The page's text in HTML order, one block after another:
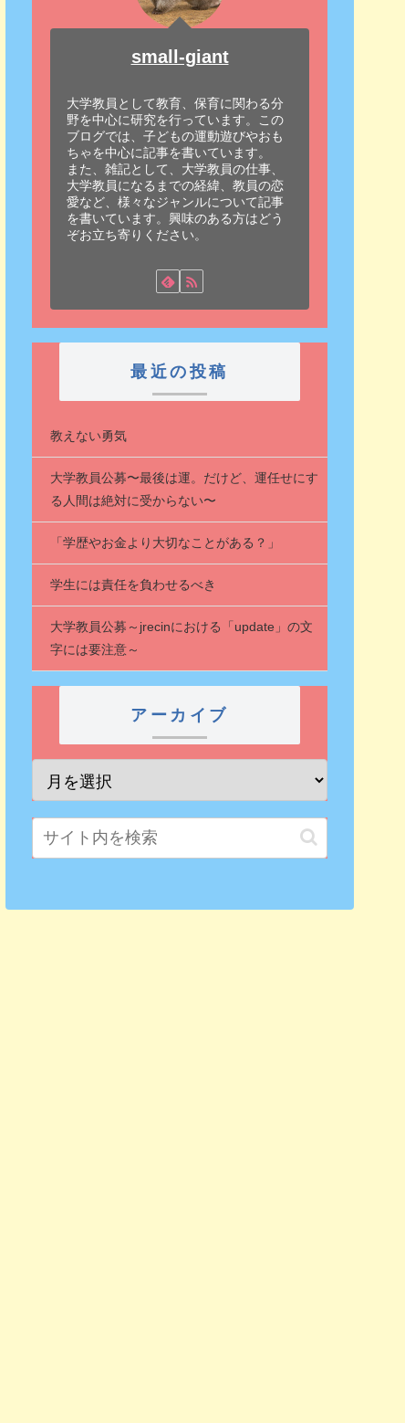
small-giant
大学教員として教育、保育に関わる分
野を中心に研究を行っています。この
ブログでは、子どもの運動遊びやおも
ちゃを中心に記事を書いています。
また、雑記として、大学教員の仕事、
大学教員になるまでの経緯、教員の恋
愛など、様々なジャンルについて記事
を書いています。興味のある方はどう
ぞお立ち寄りください。
最近の投稿
教えない勇気
大学教員公募〜最後は運。だけど、運任せにす
る人間は絶対に受からない〜
「学歴やお金より大切なことがある？」
学生には責任を負わせるべき
大学教員公募～jrecinにおける「update」の文
字には要注意～
アーカイブ